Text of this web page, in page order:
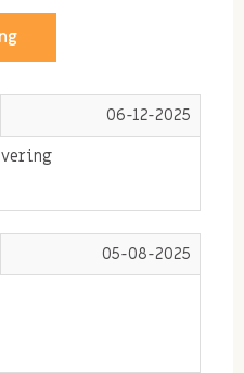
06-12-2025
05-08-2025